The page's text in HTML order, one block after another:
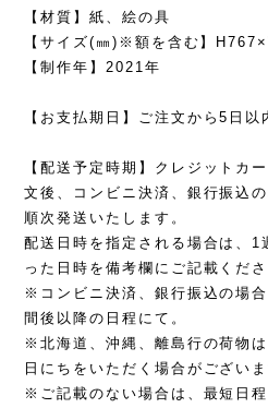
【材質】紙、絵の具
【サイズ(㎜)※額を含む】
【制作年】2021年
【お支払期日】ご注文から5日以
【配送予定時期】クレジットカ
文後、コンビニ決済、銀行振込
順次発送いたします。
配送日時を指定される場合は、
った日時を備考欄にご記載くださ
※コンビニ決済、銀行振込の場
間後以降の日程にて。
※北海道、沖縄、離島行の荷物
日にちをいただく場合がございま
※ご記載のない場合は、最短日程